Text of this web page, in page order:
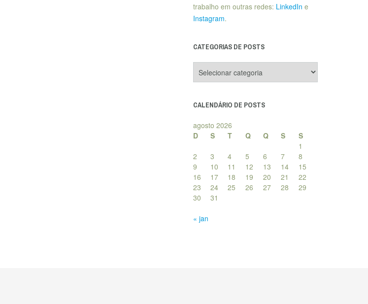
trabalho em outras redes: LinkedIn e
Instagram.
CATEGORIAS DE POSTS
de
CALENDÁRIO DE POSTS
agosto 2026
D
S T Q Q S
S
1
2
3 4 5 6 7
8
9
10 11 12 13 14
15
16
17 18 19 20 21
22
23
24 25 26 27 28
29
30
31
« jan